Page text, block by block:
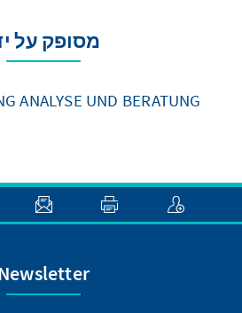
מסופק על
ANALYSE UND BERATUNG